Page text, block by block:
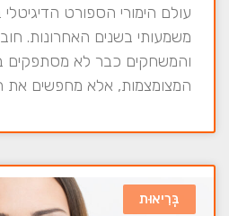
עולם הימורי הספורט
משמעותי בשנים האחרונות.
והמשחקים כבר לא מסתפקים
המצומצמות, אלא מחפשים את
בְּרִיאוּת